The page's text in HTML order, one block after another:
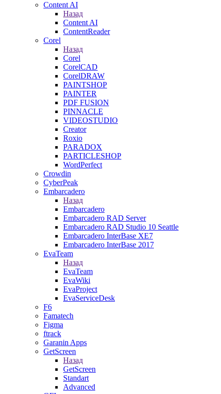
Content AI
Назад
Content AI
ContentReader
Corel
Назад
Corel
CorelCAD
CorelDRAW
PAINTSHOP
PAINTER
PDF FUSION
PINNACLE
VIDEOSTUDIO
Creator
Roxio
PARADOX
PARTICLESHOP
WordPerfect
Crowdin
CyberPeak
Embarcadero
Назад
Embarcadero
Embarcadero RAD Server
Embarcadero RAD Studio 10 Seattle
Embarcadero InterBase XE7
Embarcadero InterBase 2017
EvaTeam
Назад
EvaTeam
EvaWiki
EvaProject
EvaServiceDesk
F6
Famatech
Figma
ftrack
Garanin Apps
GetScreen
Назад
GetScreen
Standart
Advanced